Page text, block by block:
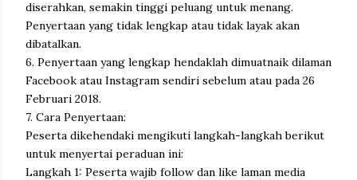
diserahkan, semakin tinggi peluang untuk menang.
Penyertaan yang tidak lengkap atau tidak layak akan
dibatalkan.
6. Penyertaan yang lengkap hendaklah dimuatnaik dilaman
Facebook atau Instagram sendiri sebelum atau pada 26
Februari 2018.
7. Cara Penyertaan:
Peserta dikehendaki mengikuti langkah-langkah berikut
untuk menyertai peraduan ini:
Langkah 1: Peserta wajib follow dan like laman media